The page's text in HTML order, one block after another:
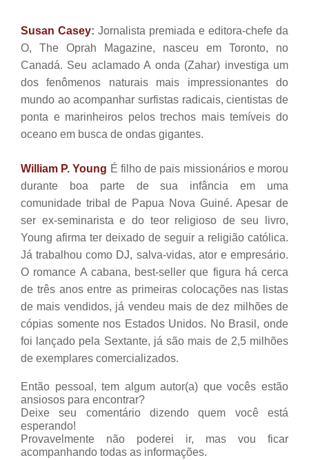
Susan Casey: Jornalista premiada e editora-chefe da
O, The Oprah Magazine, nasceu em Toronto, no
Canadá. Seu aclamado A onda (Zahar) investiga um
dos fenômenos naturais mais impressionantes do
mundo ao acompanhar surfistas radicais, cientistas de
ponta e marinheiros pelos trechos mais temíveis do
oceano em busca de ondas gigantes.
William P. Young É filho de pais missionários e morou
durante boa parte de sua infância em uma
comunidade tribal de Papua Nova Guiné. Apesar de
ser ex-seminarista e do teor religioso de seu livro,
Young afirma ter deixado de seguir a religião católica.
Já trabalhou como DJ, salva-vidas, ator e empresário.
O romance A cabana, best-seller que figura há cerca
de três anos entre as primeiras colocações nas listas
de mais vendidos, já vendeu mais de dez milhões de
cópias somente nos Estados Unidos. No Brasil, onde
foi lançado pela Sextante, já são mais de 2,5 milhões
de exemplares comercializados.
Então pessoal, tem algum autor(a) que vocês estão
ansiosos para encontrar?
Deixe seu comentário dizendo quem você está
esperando!
Provavelmente não poderei ir, mas vou ficar
acompanhando todas as informações.